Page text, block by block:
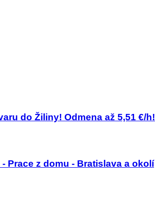
do Žiliny! Odmena až 5,51 €/h!
- Prace z domu - Bratislava a okolí